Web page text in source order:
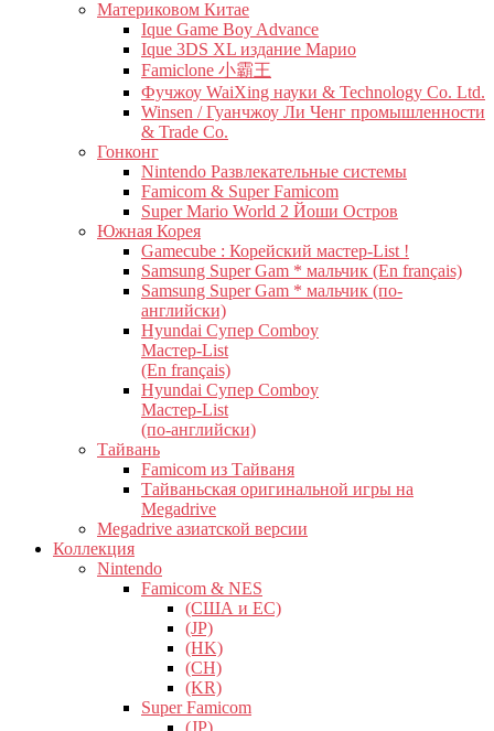
Материковом Китае
Ique Game Boy Advance
Ique 3DS XL издание Марио
Famiclone 小霸王
Фучжоу WaiXing науки & Technology Co. Ltd.
Winsen / Гуанчжоу Ли Ченг промышленности
& Trade Co.
Гонконг
Nintendo Развлекательные системы
Famicom & Super Famicom
Super Mario World 2 Йоши Остров
Южная Корея
Gamecube : Корейский мастер-List !
Samsung Super Gam * мальчик (En français)
Samsung Super Gam * мальчик (по-
английски)
Hyundai Супер Comboy
Мастер-List
(En français)
Hyundai Супер Comboy
Мастер-List
(по-английски)
Тайвань
Famicom из Тайваня
Тайваньская оригинальной игры на
Megadrive
Megadrive азиатской версии
Коллекция
Nintendo
Famicom & NES
(США и ЕС)
(JP)
(HK)
(CH)
(KR)
Super Famicom